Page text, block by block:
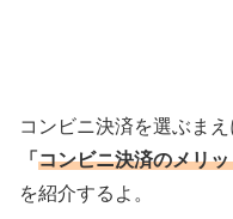
コンビニ決済を選ぶま
「 コンビニ決済のメリ
を紹介するよ。